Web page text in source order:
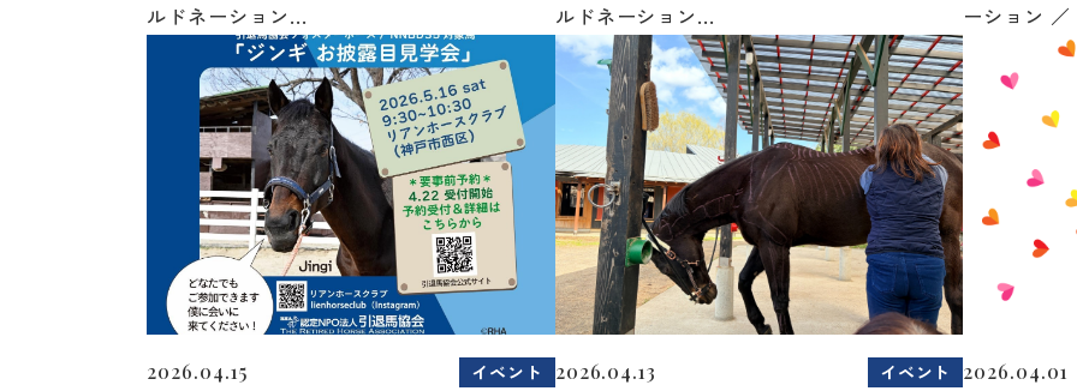
ルドネーション...
ルドネーション...
ーション
2026.04.15 イベント 2026.04.13 イベント 2026.04.01